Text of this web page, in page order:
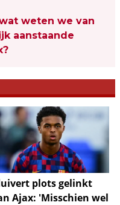
weten we van
aanstaande